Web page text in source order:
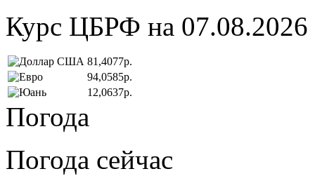
Курс ЦБРФ на 07.08.2026
81,4077р.
94,0585р.
12,0637р.
Погода
Погода сейчас